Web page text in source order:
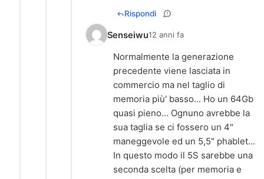
Rispondi
Senseiwu12 anni fa
Normalmente la generazione
precedente viene lasciata in
commercio ma nel taglio di
memoria più' basso... Ho un 64Gb
quasi pieno... Ognuno avrebbe la
sua taglia se ci fossero un 4"
maneggevole ed un 5,5" phablet...
In questo modo il 5S sarebbe una
seconda scelta (per memoria e